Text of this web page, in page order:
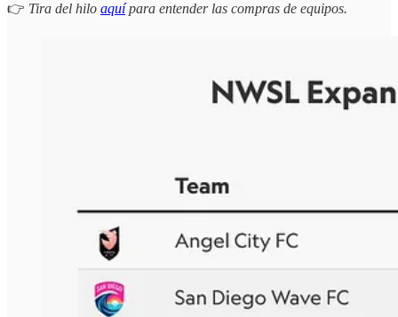
👉 Tira del hilo aquípara entender las compras de equipos.